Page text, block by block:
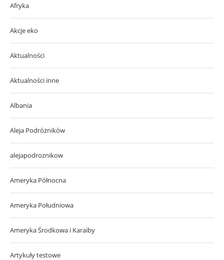
Afryka
Akcje eko
Aktualności
Aktualności inne
Albania
Aleja Podróżników
alejapodroznikow
Ameryka Północna
Ameryka Południowa
Ameryka Środkowa i Karaiby
Artykuły testowe